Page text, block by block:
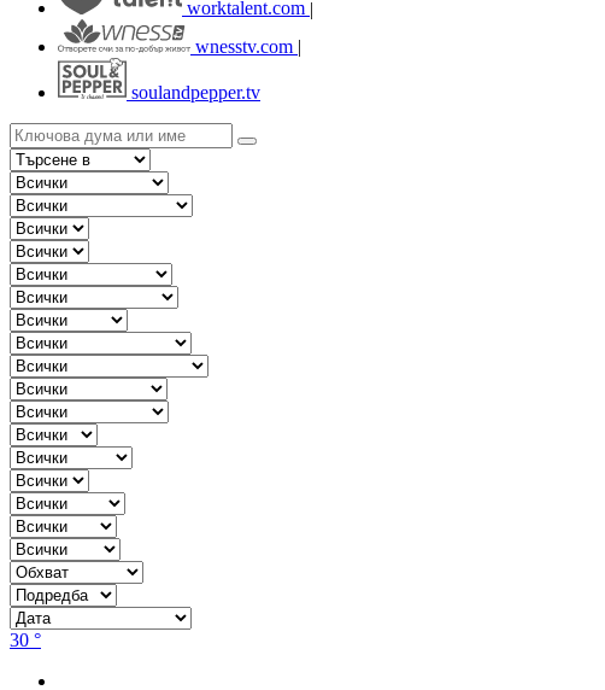
worktalent.com |
wnesstv.com |
soulandpepper.tv
30 °